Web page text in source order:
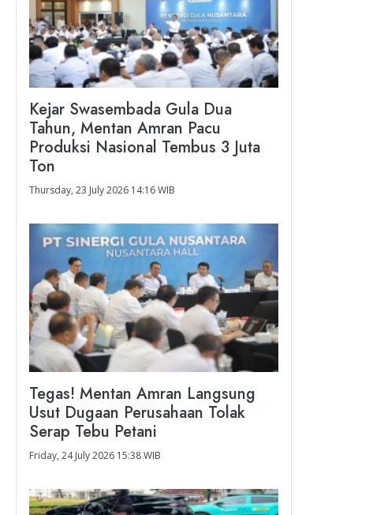
Kejar Swasembada Gula Dua
Tahun, Mentan Amran Pacu
Produksi Nasional Tembus 3 Juta
Ton
Thursday, 23 July 2026 14:16 WIB
Tegas! Mentan Amran Langsung
Usut Dugaan Perusahaan Tolak
Serap Tebu Petani
Friday, 24 July 2026 15:38 WIB